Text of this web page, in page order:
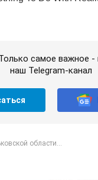
самое важное -
наш Telegram-канал
области...